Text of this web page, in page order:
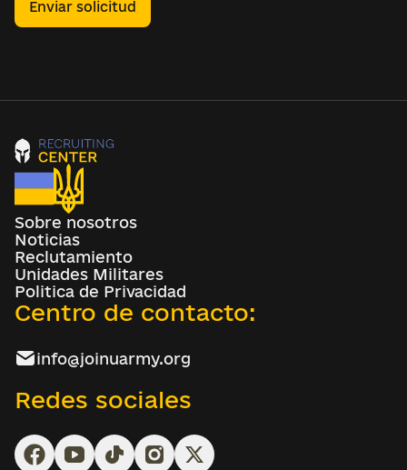
Enviar solicitud
Sobre nosotros
Noticias
Reclutamiento
Unidades Militares
Politica de Privacidad
Centro de contacto:
info@joinuarmy.org
Redes sociales